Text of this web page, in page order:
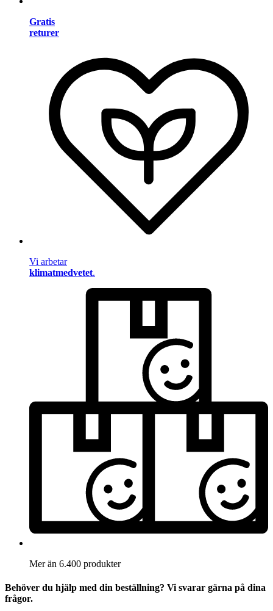
Gratis
returer
Vi arbetar
klimatmedvetet.
Mer än 6.400 produkter
Behöver du hjälp med din beställning? Vi svarar gärna på dina
frågor.